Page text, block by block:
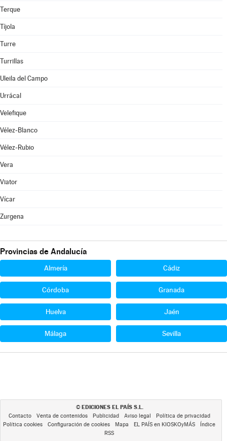
Terque
Tíjola
Turre
Turrillas
Uleila del Campo
Urrácal
Velefique
Vélez-Blanco
Vélez-Rubio
Vera
Viator
Vícar
Zurgena
Provincias de Andalucía
Almería Cádiz
Córdoba Granada
Huelva Jaén
Málaga Sevilla
© EDICIONES EL PAÍS S.L.
Contacto Venta de contenidos Publicidad Aviso legal
Política de privacidad
Política cookies
Configuración de cookies Mapa EL PAÍS en KIOSKOyMÁS
Índice
RSS